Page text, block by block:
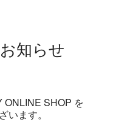
知らせ
ONLINE SHOP を
います。